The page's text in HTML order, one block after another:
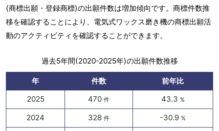
(商標出願・登録商標)の出願件数は増加傾向です。商標件数推
移を確認することにより、電気式ワックス磨き機の商標出願活
動のアクティビティを確認することができます。
過去5年間(2020-2025年)の出願件数推移
年 件数
前年比
2025
470 件 43.3 %
2024 328 件 -30.9 %